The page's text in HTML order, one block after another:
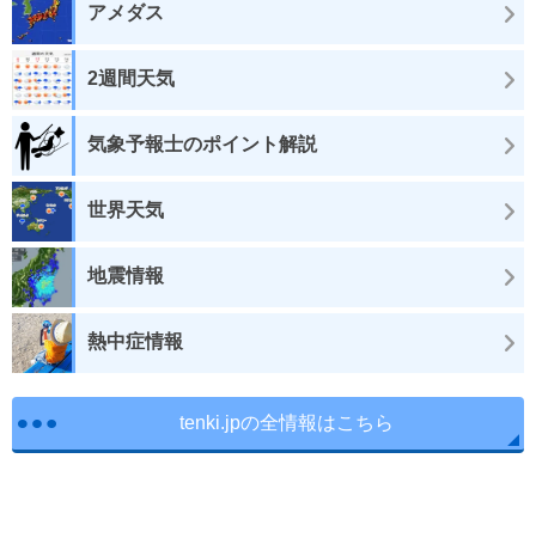
アメダス
2週間天気
気象予報士のポイント解説
世界天気
地震情報
熱中症情報
tenki.jpの全情報はこちら